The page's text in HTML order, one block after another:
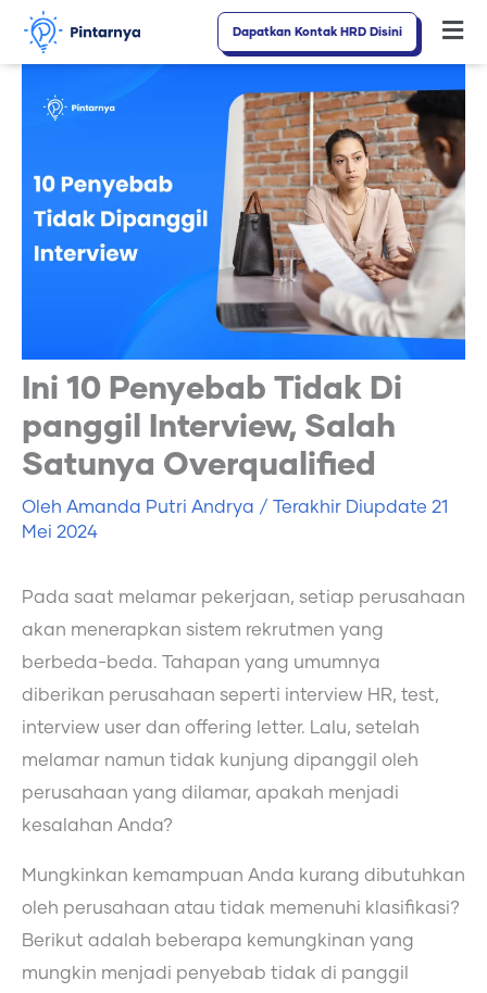
Lewati
Dapatkan Kontak HRD Disini
Ini 10 Penyebab Tidak Di
panggil Interview, Salah
Satunya Overqualified
Oleh Amanda Putri Andrya / Terakhir Diupdate 21
Mei 2024
Pada saat melamar pekerjaan, setiap perusahaan
akan menerapkan sistem rekrutmen yang
berbeda-beda. Tahapan yang umumnya
diberikan perusahaan seperti interview HR, test,
interview user dan offering letter. Lalu, setelah
melamar namun tidak kunjung dipanggil oleh
perusahaan yang dilamar, apakah menjadi
kesalahan Anda?
Mungkinkan kemampuan Anda kurang dibutuhkan
oleh perusahaan atau tidak memenuhi klasifikasi?
Berikut adalah beberapa kemungkinan yang
mungkin menjadi penyebab tidak di panggil